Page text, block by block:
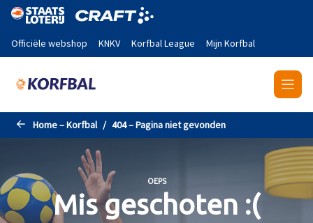
Naar de hoofdinhoud gaan
Officiële webshop KNKV Korfbal League Mijn Korfbal
Home – Korfbal 404 – Pagina niet gevonden
OEPS
Mis geschoten :(